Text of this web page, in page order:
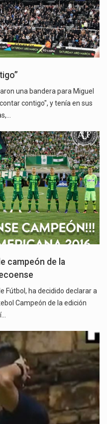
una bandera para Miguel
contigo", y tenía en sus
campeón de la
Fútbol, ha decidido declarar a
Campeón de la edición